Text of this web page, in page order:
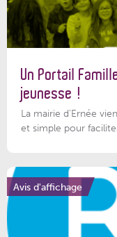
Un Portail
jeunesse !
La mairie d’Ernée
et simple pour
Avis d'affichage